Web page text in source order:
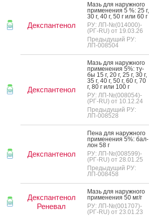
Декспантенол
Мазь для на­руж­но­го
при­мене­ния 5 %: 25 г,
30 г, 40 г, 50 г или 60 г
РУ: ЛП-№(014000)-
(РГ-RU) от 19.03.26
Предыдущий РУ:
ЛП-008504
Декспантенол
Мазь для на­руж­но­го
при­мене­ния 5%: ту­
бы 15 г, 20 г, 25 г, 30 г,
35 г, 40 г, 50 г, 60 г, 70
г, 80 г или 100 г
РУ: ЛП-№(008054)-
(РГ-RU) от 10.12.24
Предыдущий РУ:
ЛП-008528
Декспантенол
Пе­на для на­руж­но­го
при­мене­ния 5%: бал­
лон 58 г
РУ: ЛП-№(008599)-
(РГ-RU) от 28.01.25
Предыдущий РУ:
ЛП-008458
Декспантенол
Реневал
Мазь для на­руж­но­го
при­мене­ния 50 мг/г
РУ: ЛП-№(001707)-
(РГ-RU) от 23.01.23